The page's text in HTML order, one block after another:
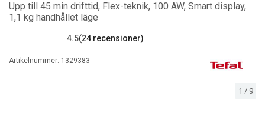
1 / 9
Upp till 45 min drifttid, Flex-teknik, 100 AW, Smart display,
1,1 kg handhållet läge
4.5(24 recensioner)
Artikelnummer: 1329383